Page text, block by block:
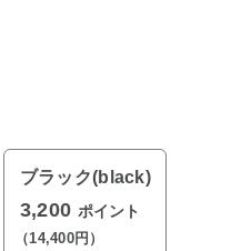
ブラック(black)
3,200 ポイント
（14,400円）